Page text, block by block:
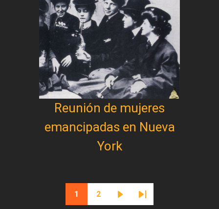
Reunión de mujeres
emancipadas en Nueva
York
Paginación
Página actual
1
Página
2
Siguiente página
Última página